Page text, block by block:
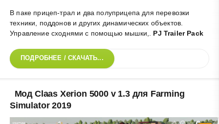
В паке прицеп-трал и два полуприцепа для перевозки
техники, поддонов и других динамических объектов.
Управление сходнями с помощью мышки,
PJ Trailer Pack
ПОДРОБНЕЕ / СКАЧАТЬ...
Мод Claas Xerion 5000 v 1.3 для Farming
Simulator 2019